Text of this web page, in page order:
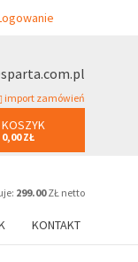
import zamówień
KOSZYK
0,00 ZŁ
299.00ZŁ netto
KONTAKT
KOSZYK
0,00 ZŁ